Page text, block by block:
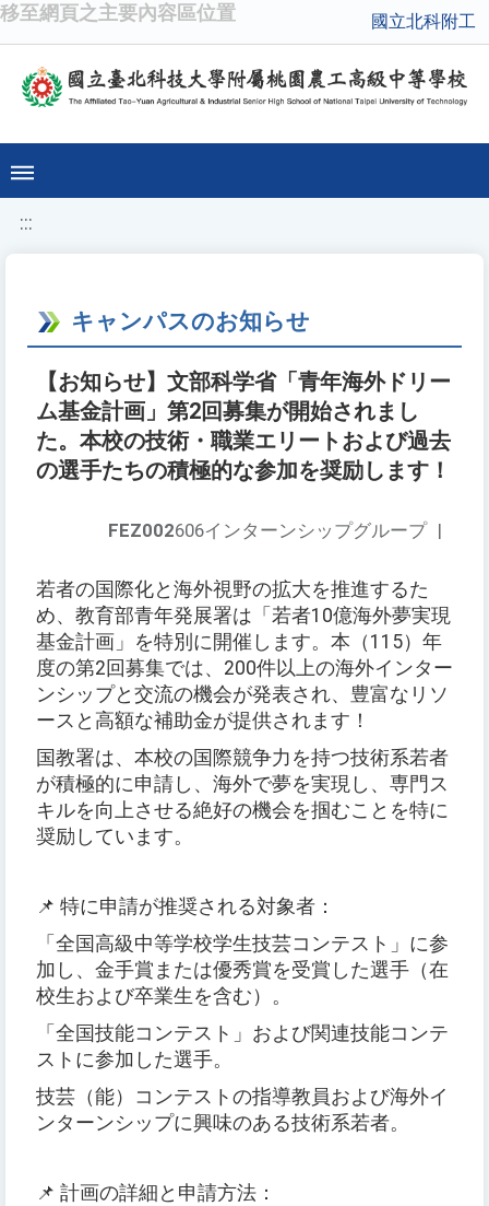
移至網頁之主要內容區位置 國立北科附工
:::
キャンパスのお知らせ
【お知らせ】文部科学省「青年海外ドリー
ム基金計画」第2回募集が開始されまし
た。本校の技術・職業エリートおよび過去
の選手たちの積極的な参加を奨励します！
FEZ002606インターンシップグループ |
若者の国際化と海外視野の拡大を推進するた
め、教育部青年発展署は「若者10億海外夢実現
基金計画」を特別に開催します。本（115）年
度の第2回募集では、200件以上の海外インター
ンシップと交流の機会が発表され、豊富なリソ
ースと高額な補助金が提供されます！
国教署は、本校の国際競争力を持つ技術系若者
が積極的に申請し、海外で夢を実現し、専門ス
キルを向上させる絶好の機会を掴むことを特に
奨励しています。
📌 特に申請が推奨される対象者：
「全国高級中等学校学生技芸コンテスト」に参
加し、金手賞または優秀賞を受賞した選手（在
校生および卒業生を含む）。
「全国技能コンテスト」および関連技能コンテ
ストに参加した選手。
技芸（能）コンテストの指導教員および海外イ
ンターンシップに興味のある技術系若者。
📌 計画の詳細と申請方法：